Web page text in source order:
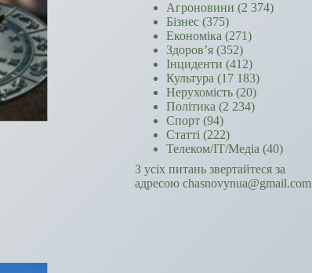
Агроновини (2 374)
Бізнес (375)
Економіка (271)
Здоров’я (352)
Інциденти (412)
Культура (17 183)
Нерухомість (20)
Політика (2 234)
Спорт (94)
Статті (222)
Телеком/ІТ/Медіа (40)
З усіх питань звертайтеся за
адресою chasnovynua@gmail.com